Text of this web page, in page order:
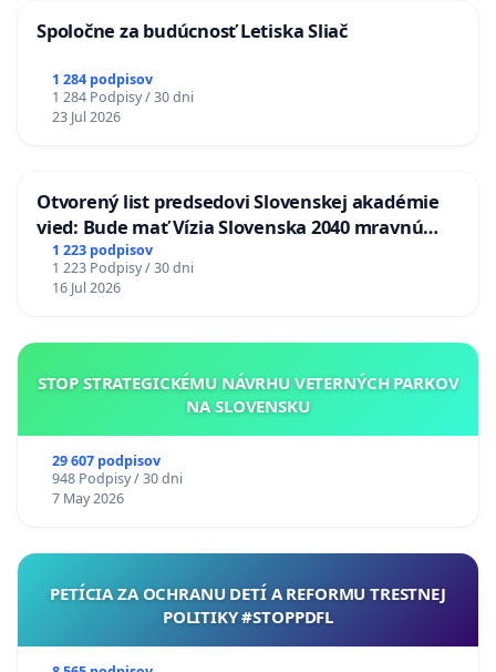
Spoločne za budúcnosť Letiska Sliač
1 284 podpisov
1 284 Podpisy / 30 dni
23 Jul 2026
Otvorený list predsedovi Slovenskej akadémie
vied: Bude mať Vízia Slovenska 2040 mravnú
chrbticu?
1 223 podpisov
1 223 Podpisy / 30 dni
16 Jul 2026
STOP STRATEGICKÉMU NÁVRHU VETERNÝCH PARKOV
NA SLOVENSKU
29 607 podpisov
948 Podpisy / 30 dni
7 May 2026
PETÍCIA ZA OCHRANU DETÍ A REFORMU TRESTNEJ
POLITIKY #STOPPDFL